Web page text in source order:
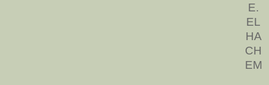
E.
EL
HA
CH
EM